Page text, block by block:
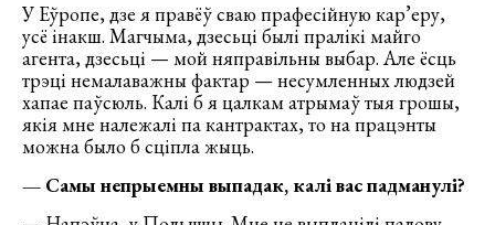
У Еўропе, дзе я правёў сваю прафесійную кар’еру,
усё інакш. Магчыма, дзесьці былі пралікі майго
агента, дзесьці — мой няправільны выбар. Але ёсць
трэці немалаважны фактар — несумленных людзей
хапае паўсюль. Калі б я цалкам атрымаў тыя грошы,
якія мне належалі па кантрактах, то на працэнты
можна было б сціпла жыць.
— Самы непрыемны выпадак, калі вас падманулі?